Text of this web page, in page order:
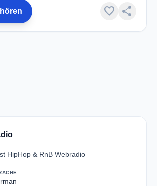
favorite share
HipHop & RnB Webradio